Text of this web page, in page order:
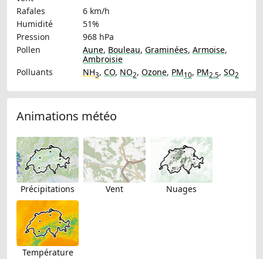
Rafales
6 km/h
Humidité
51%
Pression
968 hPa
Pollen
Aune, Bouleau, Graminées, Armoise,
Ambroisie
Polluants
NH3, CO, NO2, Ozone, PM10, PM2.5, SO2
Animations météo
Précipitations Vent Nuages
Température